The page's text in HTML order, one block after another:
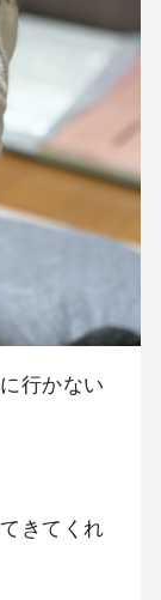
行かない
きてくれ